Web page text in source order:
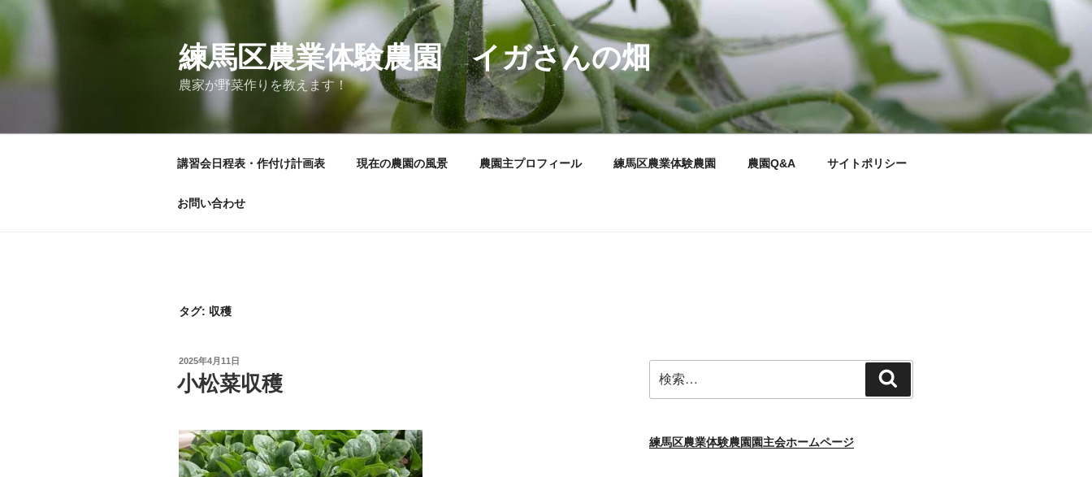
ン
練馬区農業体験農園 イガさんの畑
農家が野菜作りを教えます！
講習会日程表・作付け計画表 現在の農園の風景 農園主プロフィール 練馬区農業体験農園 農園Q&A サイトポリシー
お問い合わせ
タグ: 収穫
投
日:
2025年4月11日
小松菜収穫
索:
索
練馬区農業体験農園園主会ホームページ